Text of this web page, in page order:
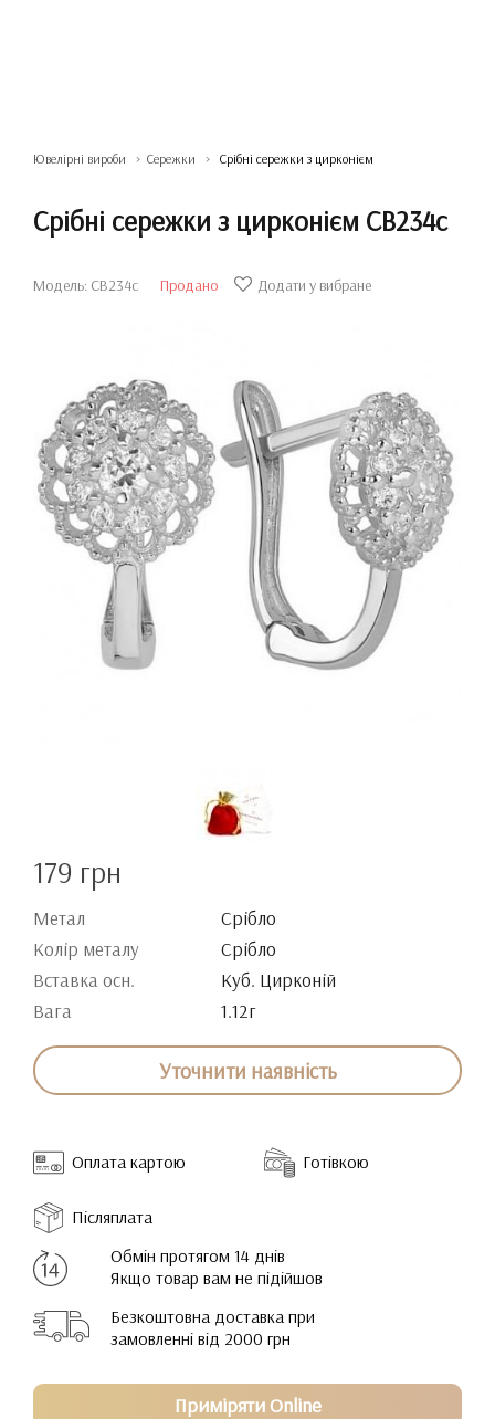
Ювелірні вироби Сережки Срібні сережки з цирконієм
Срібні сережки з цирконієм СВ234с
Модель: СВ234с Продано Додати у вибране
179 грн
Метал
Срібло
Колір металу
Срібло
Вставка осн.
Куб. Цирконій
Вага
1.12г
Уточнити наявність
Оплата картою Готівкою
Післяплата
Обмін протягом 14 днів
Якщо товар вам не підійшов
Безкоштовна доставка при
замовленні від 2000 грн
Приміряти Online